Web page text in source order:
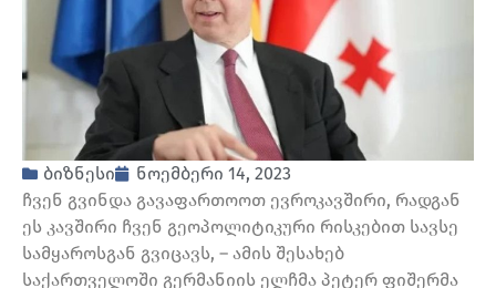
ბიზნესი
ნოემბერი 14, 2023
ჩვენ გვინდა გავაფართოოთ ევროკავშირი, რადგან
ეს კავშირი ჩვენ გეოპოლიტიკური რისკებით სავსე
სამყაროსგან გვიცავს, – ამის შესახებ
საქართველოში გერმანიის ელჩმა პეტერ ფიშერმა